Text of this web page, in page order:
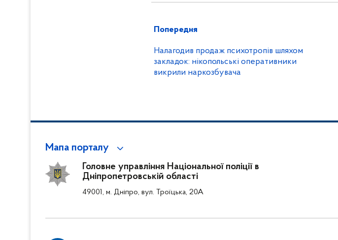
Попередня
Налагодив продаж психотропів шляхом
закладок: нікопольські оперативники
викрили наркозбувача
Мапа порталу
Головне управління Національної поліції в
Дніпропетровській області
49001, м. Дніпро, вул. Троїцька, 20А